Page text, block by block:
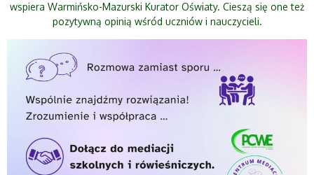
wspiera Warmińsko-Mazurski Kurator Oświaty. Cieszą się one też
pozytywną opinią wśród uczniów i nauczycieli.